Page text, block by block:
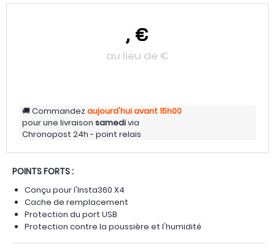
, €
au lieu de €
Commandezaujourd'huiavant 15h00
pour une livraison samedivia
Chronopost 24h - point relais
POINTS FORTS :
Conçu pour l'Insta360 X4
Cache de remplacement
Protection du port USB
Protection contre la poussière et l'humidité